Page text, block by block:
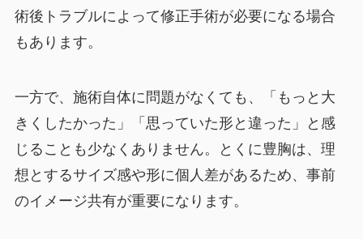
術後トラブルによって修正手術が必要になる場合
もあります。
一方で、施術自体に問題がなくても、「もっと大
きくしたかった」「思っていた形と違った」と感
じることも少なくありません。とくに豊胸は、理
想とするサイズ感や形に個人差があるため、事前
のイメージ共有が重要になります。